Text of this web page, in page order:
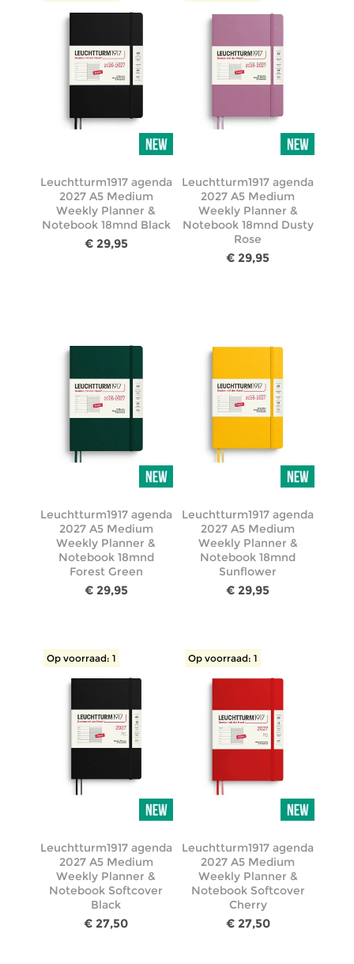
Leuchtturm1917 agenda
2027 A5 Medium
Weekly Planner &
Notebook 18mnd Black
€ 29,95
Leuchtturm1917 agenda
2027 A5 Medium
Weekly Planner &
Notebook 18mnd Dusty
Rose
€ 29,95
Leuchtturm1917 agenda
2027 A5 Medium
Weekly Planner &
Notebook 18mnd
Forest Green
€ 29,95
Leuchtturm1917 agenda
2027 A5 Medium
Weekly Planner &
Notebook 18mnd
Sunflower
€ 29,95
Op voorraad: 1
Leuchtturm1917 agenda
2027 A5 Medium
Weekly Planner &
Notebook Softcover
Black
€ 27,50
Op voorraad: 1
Leuchtturm1917 agenda
2027 A5 Medium
Weekly Planner &
Notebook Softcover
Cherry
€ 27,50